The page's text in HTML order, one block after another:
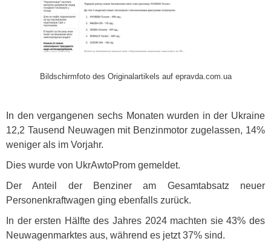
Bildschirmfoto des Originalartikels auf epravda.com.ua
In den vergangenen sechs Monaten wurden in der Ukraine
12,2 Tausend Neuwagen mit Benzinmotor zugelassen, 14%
weniger als im Vorjahr.
Dies wurde von UkrAwtoProm gemeldet.
Der Anteil der Benziner am Gesamtabsatz neuer
Personenkraftwagen ging ebenfalls zurück.
In der ersten Hälfte des Jahres 2024 machten sie 43% des
Neuwagenmarktes aus, während es jetzt 37% sind.